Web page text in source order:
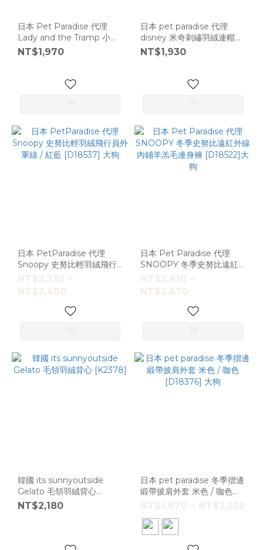
日本 Pet Paradise 代理
Lady and the Tramp 小姐
可卡犬冬季保暖刷毛上開式
背心外套 [D18676]
NT$1,970
日本 pet paradise 代理
disney 米奇刺繡羽絨連帽外
套[D18671]
NT$1,930
日本 PetParadise 代理
Snoopy 史努比輕羽絨飛行
員外 軍綠 / 紅藍 [D18537]
大狗
NT$2,230 ~
NT$2,490
日本 Pet Paradise 代理
SNOOPY 冬季史努比遠紅
外線內鋪羊羔毛連身褲
[D18522]大狗
NT$2,410 ~
NT$2,670
韓國 its sunnyoutside
Gelato 毛領羽絨背心
[K2378]
NT$2,180
日本 pet paradise 冬季摺邊
緞帶披肩外套 米色 / 咖色
[D18376] 大狗
NT$1,970 ~ NT$2,230